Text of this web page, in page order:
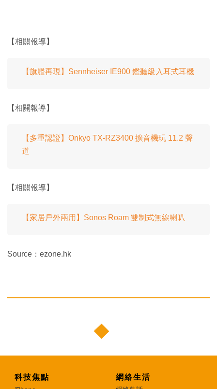
【相關報導】
【旗艦再現】Sennheiser IE900 鑑聽級入耳式耳機
【相關報導】
【多重認證】Onkyo TX-RZ3400 擴音機玩 11.2 聲
道
【相關報導】
【家居戶外兩用】Sonos Roam 雙制式無線喇叭
Source：ezone.hk
科技焦點 網絡生活